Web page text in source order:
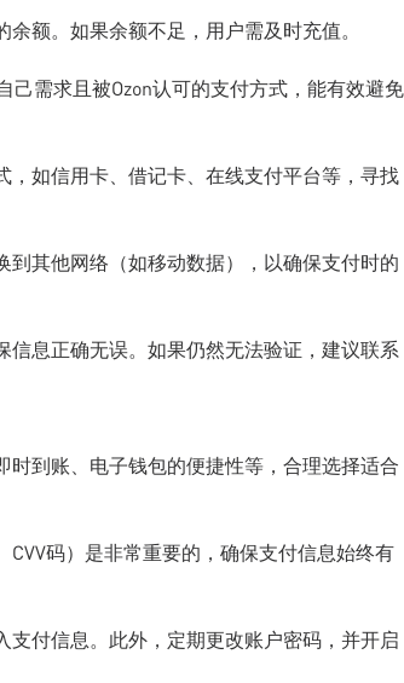
额。如果余额不足，用户需及时充值。
需求且被Ozon认可的支付方式，能有效避免
如信用卡、借记卡、在线支付平台等，寻找
其他网络（如移动数据），以确保支付时的
息正确无误。如果仍然无法验证，建议联系
到账、电子钱包的便捷性等，合理选择适合
码）是非常重要的，确保支付信息始终有
付信息。此外，定期更改账户密码，并开启